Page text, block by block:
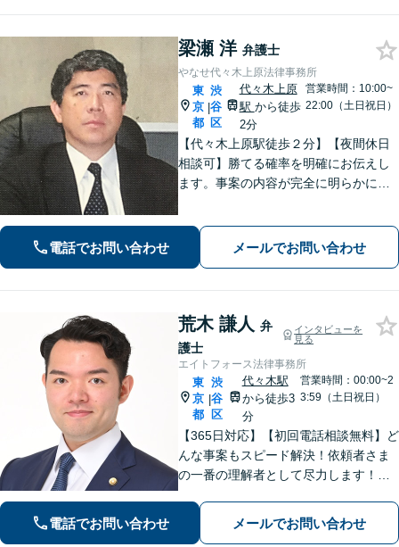
梁瀬 洋 弁護士
やなせ代々木上原法律事務所
東
京
都
|
渋
谷
区
代々木上原
駅 から徒歩
2分
営業時間：10:00~
22:00（土日祝日）
【代々木上原駅徒歩２分】【夜間休日
相談可】勝てる確率を明確にお伝えし
ます。事案の内容が完全に明らかにな
とは一切言いません。安心しておまか
せください。
電話でお問い合わせ メールでお問い合わせ
荒木 謙人 弁
護士
インタビューを
見る
エイトフォース法律事務所
東
京
都
|
渋
谷
区
代々木駅
から徒歩3
分
営業時間：00:00~2
3:59（土日祝日）
【365日対応】【初回電話相談無料】ど
んな事案もスピード解決！依頼者さま
の一番の理解者として尽力します！注
題／インターネット／男女問題／相続
／債権回収／不動産／企業法務など
電話でお問い合わせ メールでお問い合わせ